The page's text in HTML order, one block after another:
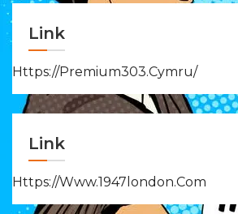
Link
Https://premium303.cymru/
Link
Https://www.1947london.com